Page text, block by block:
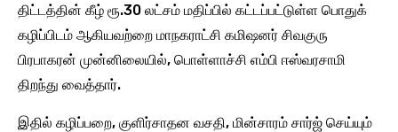
திட்டத்தின் கீழ் ரூ.30 லட்சம் மதிப்பில் கட்டப்பட்டுள்ள பொதுக்
கழிப்பிடம் ஆகியவற்றை மாநகராட்சி கமிஷனர் சிவகுரு
பிரபாகரன் முன்னிலையில், பொள்ளாச்சி எம்பி ஈஸ்வரசாமி
திறந்து வைத்தார்.
இதில் கழிப்பறை, குளிர்சாதன வசதி, மின்சாரம் சார்ஜ் செய்யும்